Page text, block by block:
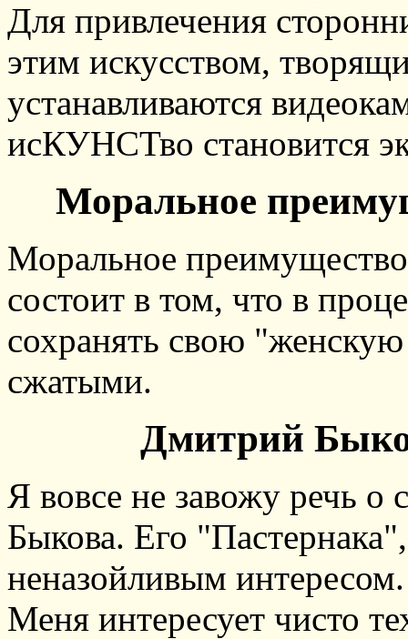
Для привлечения
этим искусством,
устанавливаются
исКУНСТво становится
Моральное
Моральное
состоит в том, что в
сохранять свою
сжатыми.
Дмитрий
Я вовсе не завожу речь о
Быкова. Его
неназойливым интересом.
Меня интересует чисто